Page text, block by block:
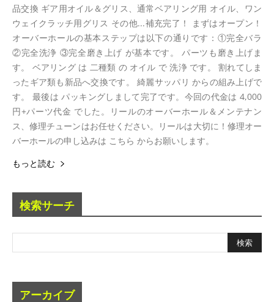
品交換 ギア用オイル＆グリス、通常ベアリング用 オイル、ワン
ウェイクラッチ用グリス その他...補充完了！ まずはオープン！
オーバーホールの基本ステップは以下の通りです：①完全バラ
②完全洗浄 ③完全磨き上げ が基本です。 パーツも磨き上げま
す。 ベアリング は 二種類 の オイル で 洗浄 です。 割れてしま
ったギア類も新品へ交換です。 綺麗サッパリ からの組み上げで
す。 最後は パッキングしまして完了です。今回の代金は 4,000
円+パーツ代金 でした。リールのオーバーホール＆メンテナン
ス、修理チューンはお任せください。リールは大切に！修理オー
バーホールの申し込みは こちら からお願いします。
もっと読む
検索サーチ
アーカイブ